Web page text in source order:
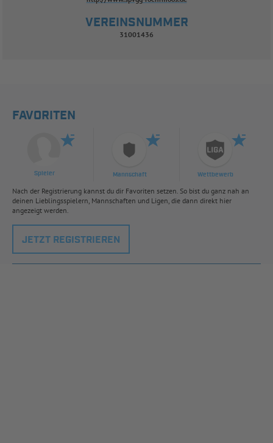
VEREINSNUMMER
31001436
FAVORITEN
Spieler Mannschaft Wettbewerb
Nach der Registrierung kannst du dir Favoriten setzen. So bist du ganz nah an
deinen Lieblingsspielern, Mannschaften und Ligen, die dann direkt hier
angezeigt werden.
JETZT REGISTRIEREN